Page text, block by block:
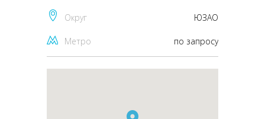
Округ ЮЗАО
Метро по запросу